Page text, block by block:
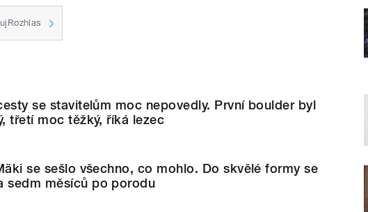
se stavitelům moc nepovedly. První boulder byl
třetí moc těžký, říká lezec
se sešlo všechno, co mohlo. Do skvělé formy se
sedm měsíců po porodu